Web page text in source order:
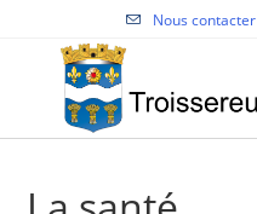
Nous contacter